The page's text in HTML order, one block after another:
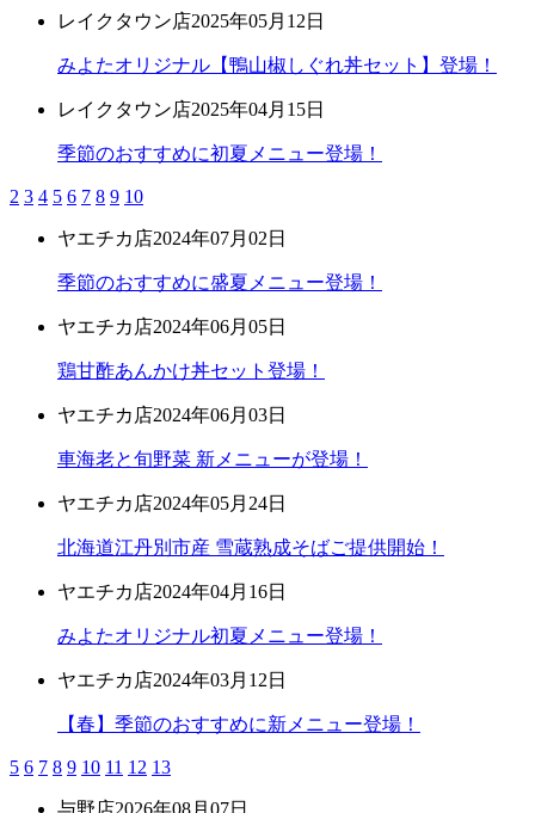
レイクタウン店2025年05月12日
みよたオリジナル【鴨山椒しぐれ丼セット】登場！
レイクタウン店2025年04月15日
季節のおすすめに初夏メニュー登場！
2 3 4 5 6 7 8 9 10
ヤエチカ店2024年07月02日
季節のおすすめに盛夏メニュー登場！
ヤエチカ店2024年06月05日
鶏甘酢あんかけ丼セット登場！
ヤエチカ店2024年06月03日
車海老と旬野菜 新メニューが登場！
ヤエチカ店2024年05月24日
北海道江丹別市産 雪蔵熟成そばご提供開始！
ヤエチカ店2024年04月16日
みよたオリジナル初夏メニュー登場！
ヤエチカ店2024年03月12日
【春】季節のおすすめに新メニュー登場！
5 6 7 8 9 10 11 12 13
与野店2026年08月07日